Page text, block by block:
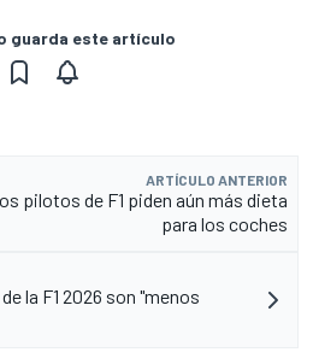
guarda este artículo
ARTÍCULO ANTERIOR
pilotos de F1 piden aún más dieta
para los coches
la F1 2026 son "menos